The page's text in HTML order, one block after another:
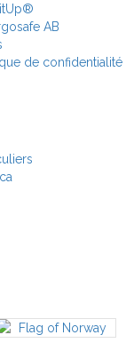
AB
de confidentialité